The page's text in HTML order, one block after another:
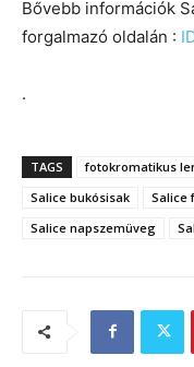
Bővebb információk
forgalmazó oldalán :
.
TAGS fotokromatikus
Salice bukósisak
Salice
Salice napszemüveg